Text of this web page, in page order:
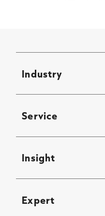
Industry
Service
Insight
Expert